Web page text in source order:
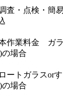
査・点検・簡
作業料金 ガ
の場合
ートガラスor
の場合